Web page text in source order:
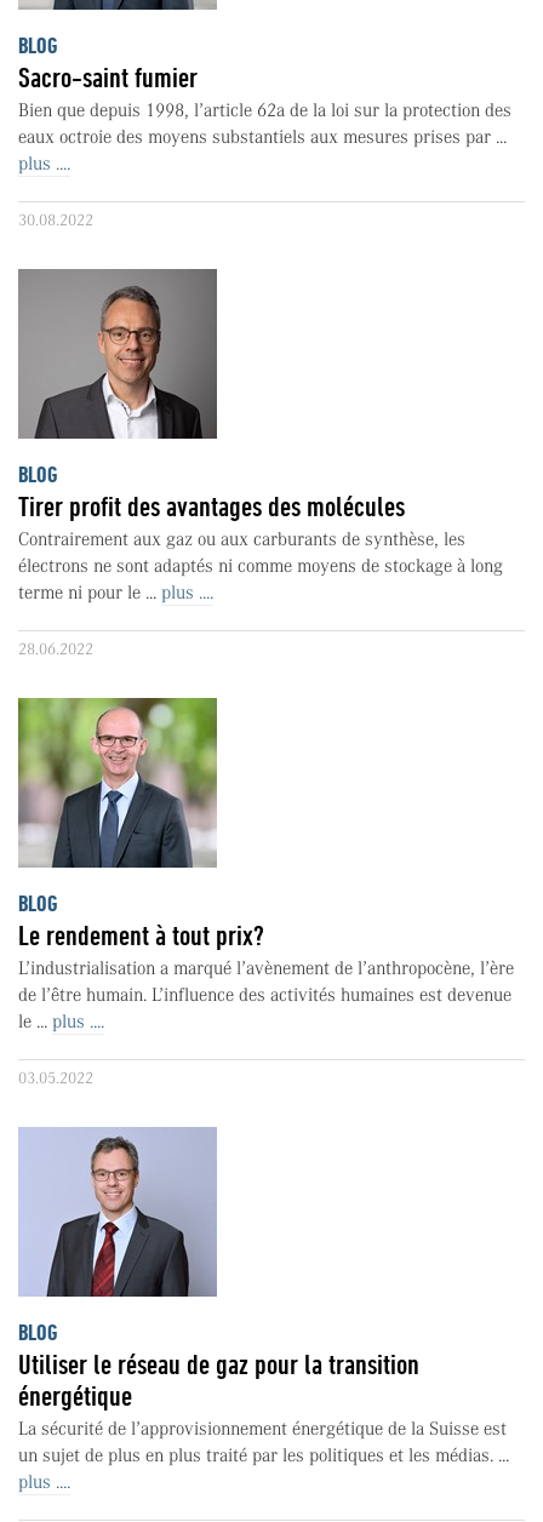
BLOG
Sacro-saint fumier
Bien que depuis 1998, l’article 62a de la loi sur la protection des
eaux octroie des moyens substantiels aux mesures prises par ...
plus ....
30.08.2022
BLOG
Tirer profit des avantages des molécules
Contrairement aux gaz ou aux carburants de synthèse, les
électrons ne sont adaptés ni comme moyens de stockage à long
terme ni pour le ... plus ....
28.06.2022
BLOG
Le rendement à tout prix?
L’industrialisation a marqué l’avènement de l’anthropocène, l’ère
de l’être humain. L’influence des activités humaines est devenue
le ... plus ....
03.05.2022
BLOG
Utiliser le réseau de gaz pour la transition
énergétique
La sécurité de l’approvisionnement énergétique de la Suisse est
un sujet de plus en plus traité par les politiques et les médias. ...
plus ....